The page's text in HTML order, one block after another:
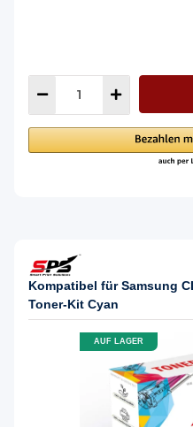
Kompatibel für Samsung
Toner-Kit Cyan
AUF LAGER